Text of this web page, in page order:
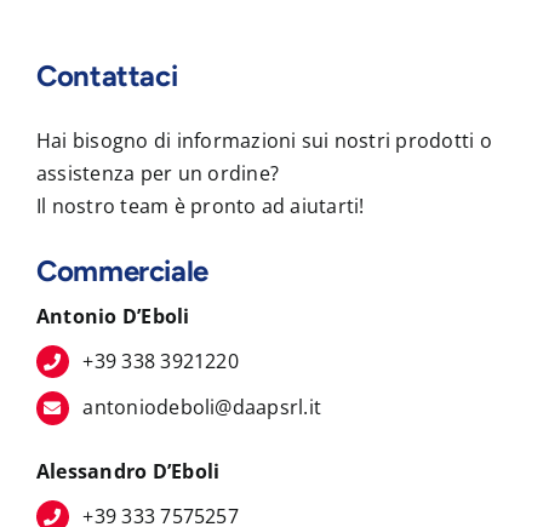
Contattaci
Hai bisogno di informazioni sui nostri prodotti o
assistenza per un ordine?
Il nostro team è pronto ad aiutarti!
Commerciale
Antonio D’Eboli
+39 338 3921220
antoniodeboli@daapsrl.it
Alessandro D’Eboli
+39 333 7575257